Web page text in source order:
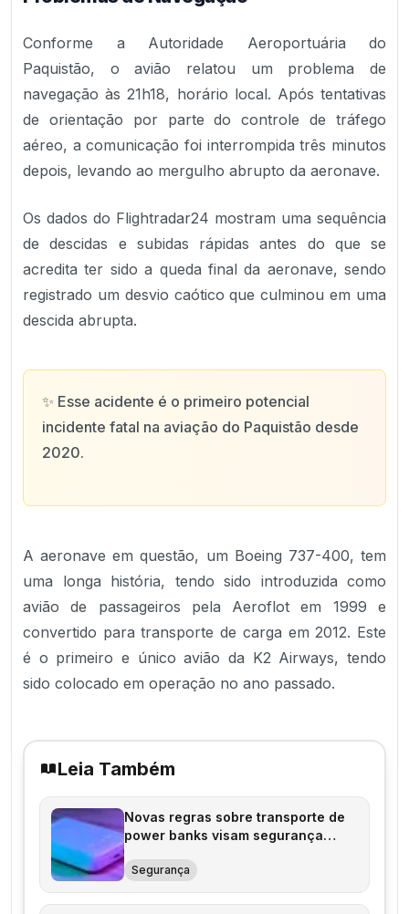
Conforme a Autoridade Aeroportuária do
Paquistão, o avião relatou um problema de
navegação às 21h18, horário local. Após tentativas
de orientação por parte do controle de tráfego
aéreo, a comunicação foi interrompida três minutos
depois, levando ao mergulho abrupto da aeronave.
Os dados do Flightradar24 mostram uma sequência
de descidas e subidas rápidas antes do que se
acredita ter sido a queda final da aeronave, sendo
registrado um desvio caótico que culminou em uma
descida abrupta.
✨ Esse acidente é o primeiro potencial
incidente fatal na aviação do Paquistão desde
2020.
A aeronave em questão, um Boeing 737-400, tem
uma longa história, tendo sido introduzida como
avião de passageiros pela Aeroflot em 1999 e
convertido para transporte de carga em 2012. Este
é o primeiro e único avião da K2 Airways, tendo
sido colocado em operação no ano passado.
Leia Também
Novas regras sobre transporte de
power banks visam segurança
Segurança